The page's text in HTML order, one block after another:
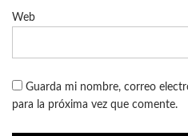
Web
Guarda mi nombre, correo
para la próxima vez que comente.